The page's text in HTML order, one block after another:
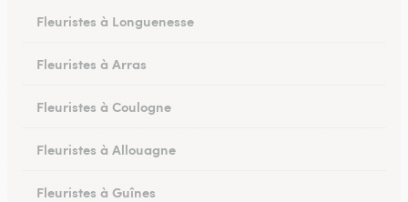
Fleuristes à Longuenesse
Fleuristes à Arras
Fleuristes à Coulogne
Fleuristes à Allouagne
Fleuristes à Guînes